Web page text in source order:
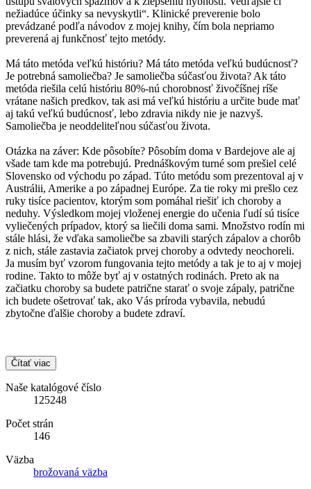
nežiadúce účinky sa nevyskytli“. Klinické preverenie bolo
prevádzané podľa návodov z mojej knihy, čím bola nepriamo
preverená aj funkčnosť tejto metódy.
Má táto metóda veľkú históriu? Má táto metóda veľkú budúcnosť?
Je potrebná samoliečba? Je samoliečba súčasťou života? Ak táto
metóda riešila celú históriu 80%-nú chorobnosť živočíšnej ríše
vrátane našich predkov, tak asi má veľkú históriu a určite bude mať
aj takú veľkú budúcnosť, lebo zdravia nikdy nie je nazvyš.
Samoliečba je neoddeliteľnou súčasťou života.
Otázka na záver: Kde pôsobíte? Pôsobím doma v Bardejove ale aj
všade tam kde ma potrebujú. Prednáškovým turné som prešiel celé
Slovensko od východu po západ. Túto metódu som prezentoval aj v
Austrálii, Amerike a po západnej Európe. Za tie roky mi prešlo cez
ruky tisíce pacientov, ktorým som pomáhal riešiť ich choroby a
neduhy. Výsledkom mojej vloženej energie do učenia ľudí sú tisíce
vyliečených prípadov, ktorý sa liečili doma sami. Množstvo rodín mi
stále hlási, že vďaka samoliečbe sa zbavili starých zápalov a chorôb
z nich, stále zastavia začiatok prvej choroby a odvtedy neochoreli.
Ja musím byť vzorom fungovania tejto metódy a tak je to aj v mojej
rodine. Takto to môže byť aj v ostatných rodinách. Preto ak na
začiatku choroby sa budete patrične starať o svoje zápaly, patrične
ich budete ošetrovať tak, ako Vás príroda vybavila, nebudú
zbytočne ďalšie choroby a budete zdraví.
Čítať viac
Naše katalógové číslo
125248
Počet strán
146
Väzba
brožovaná väzba